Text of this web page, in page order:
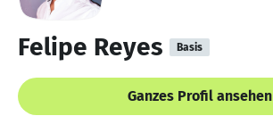
Felipe Reyes Basis
Ganzes Profil ansehen